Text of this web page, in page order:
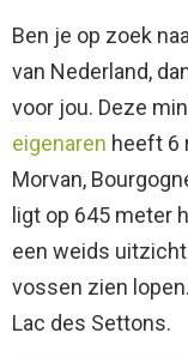
Ben je op zoek
van Nederland,
voor jou. Deze
eigenaren heeft 6
Morvan,
ligt op 645 meter
een weids
vossen zien
Lac des Settons.